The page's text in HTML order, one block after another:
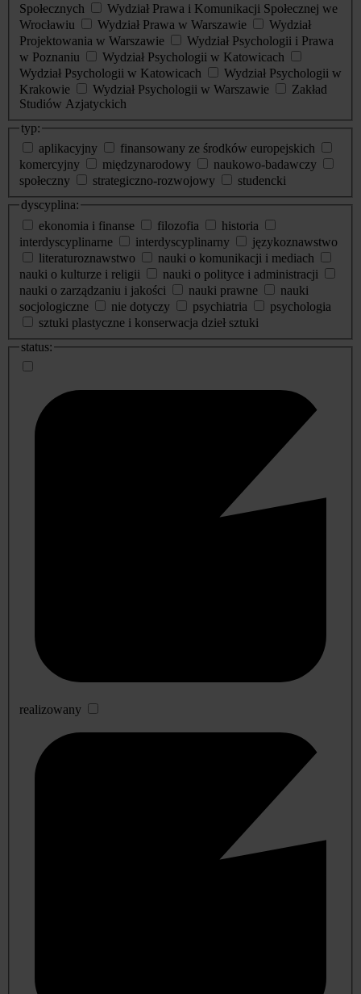
Społecznych
Wydział Prawa i Komunikacji Społecznej we
Wrocławiu
Wydział Prawa w Warszawie
Wydział
Projektowania w Warszawie
Wydział Psychologii i Prawa
w Poznaniu
Wydział Psychologii w Katowicach
Wydział Psychologii w Katowicach
Wydział Psychologii w
Krakowie
Wydział Psychologii w Warszawie
Zakład
Studiów Azjatyckich
typ:
aplikacyjny
finansowany ze środków europejskich
komercyjny
międzynarodowy
naukowo-badawczy
społeczny
strategiczno-rozwojowy
studencki
dyscyplina:
ekonomia i finanse
filozofia
historia
interdyscyplinarne
interdyscyplinarny
językoznawstwo
literaturoznawstwo
nauki o komunikacji i mediach
nauki o kulturze i religii
nauki o polityce i administracji
nauki o zarządzaniu i jakości
nauki prawne
nauki
socjologiczne
nie dotyczy psychiatria
psychologia
sztuki plastyczne i konserwacja dzieł sztuki
status:
realizowany